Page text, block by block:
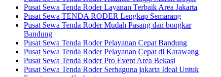
Pusat Sewa Tenda Roder Layanan Terbaik Area Jakarta
Pusat Sewa TENDA RODER Lengkap Semarang
Pusat Sewa Tenda Roder Mudah Pasang dan bongkar
Bandung
Pusat Sewa Tenda Roder Pelayanan Cepat Bandung
Pusat Sewa Tenda Roder Pelayanan Cepat di Karawang
Pusat Sewa Tenda Roder Pro Event Area Bekasi
Pusat Sewa Tenda Roder Serbaguna jakarta Ideal Untuk